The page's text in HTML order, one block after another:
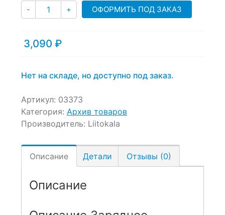
- Количество
+ ОФОРМИТЬ ПОД ЗАКАЗ
3,090 ₽
Нет на складе, но доступно под заказ.
Артикул: 03373
Категория: Архив товаров
Производитель: Liitokala
Описание Детали Отзывы (0)
Описание